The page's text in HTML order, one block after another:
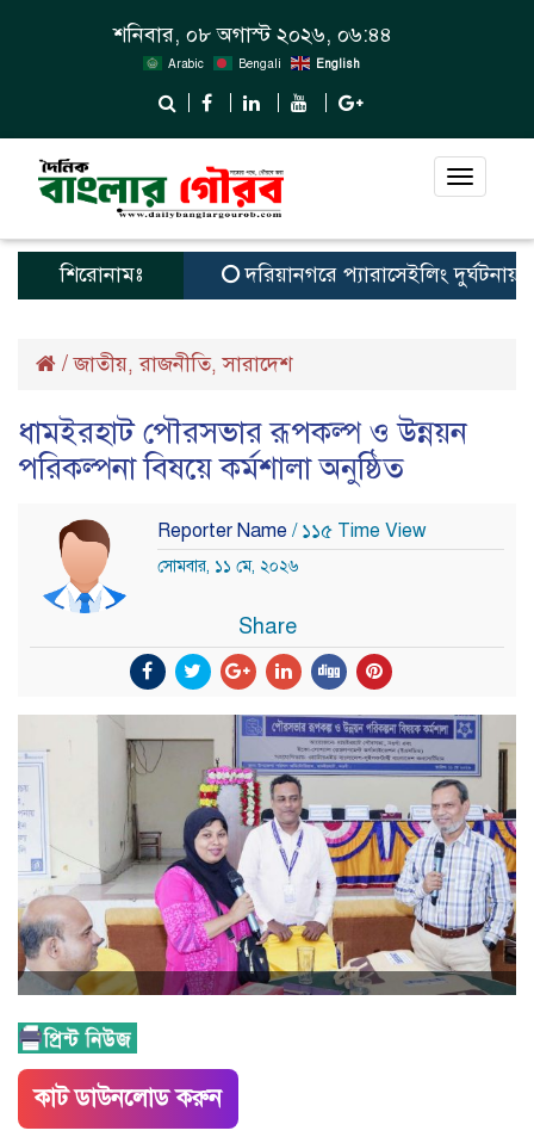
শনিবার, ০৮ অগাস্ট ২০২৬, ০৬:৪৪
Arabic Bengali English
Toggle
শিরোনামঃ দরিয়ানগরে প্যারাসেইলিং দুর্ঘটনায়
/জাতীয়,রাজনীতি,সারাদেশ
ধামইরহাট পৌরসভার রূপকল্প ও উন্নয়ন
পরিকল্পনা বিষয়ে কর্মশালা অনুষ্ঠিত
Reporter Name / ১১৫ Time View
সোমবার, ১১ মে, ২০২৬
Share
কাট ডাউনলোড করুন